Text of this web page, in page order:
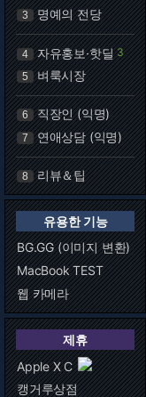
3 명예의 전당
4 자유홍보·핫딜 3
5 벼룩시장
6 직장인 (익명)
7 연애상담 (익명)
8 리뷰＆팁
유용한 기능
BG.GG (이미지 변환)
MacBook TEST
웹 카메라
제휴
Apple X C
캥거루상점